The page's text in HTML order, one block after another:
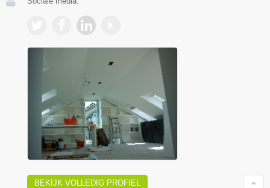
BEKIJK VOLLEDIG PROFIEL